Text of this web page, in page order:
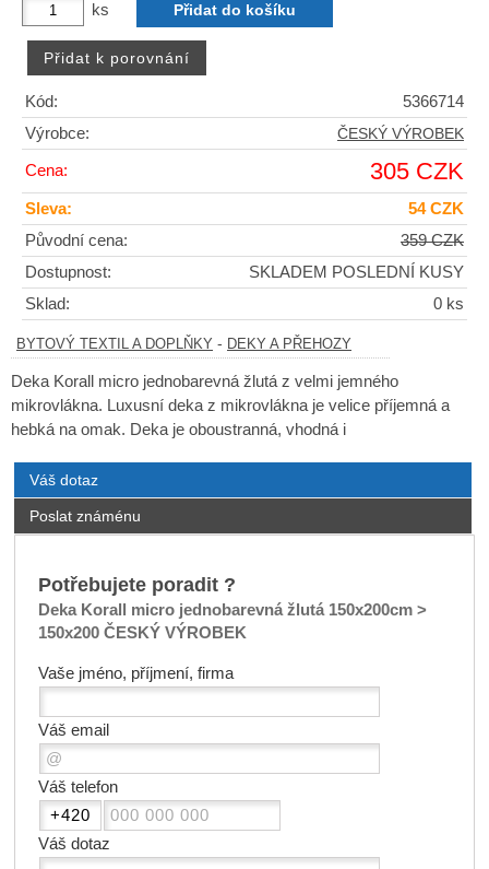
ks
Kód:
5366714
Výrobce:
ČESKÝ VÝROBEK
Cena: 305 CZK
Sleva:
54 CZK
Původní cena:
359 CZK
Dostupnost:
SKLADEM POSLEDNÍ KUSY
Sklad:
0 ks
BYTOVÝ TEXTIL A DOPLŇKY - DEKY A PŘEHOZY
Deka Korall micro jednobarevná žlutá z velmi jemného
mikrovlákna. Luxusní deka z mikrovlákna je velice příjemná a
hebká na omak. Deka je oboustranná, vhodná i
Váš dotaz
Poslat známénu
Potřebujete poradit ?
Deka Korall micro jednobarevná žlutá 150x200cm >
150x200 ČESKÝ VÝROBEK
Vaše jméno, příjmení, firma
Váš email
Váš telefon
Váš dotaz